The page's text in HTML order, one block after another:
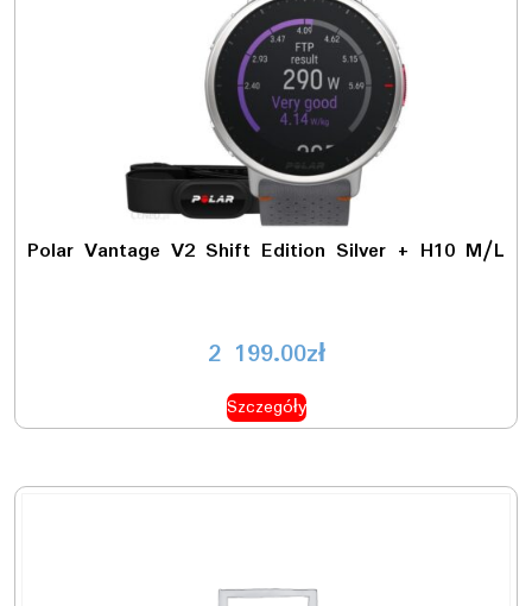
Polar Vantage V2 Shift Edition Silver + H10 M/L
2 199.00zł
Szczegóły